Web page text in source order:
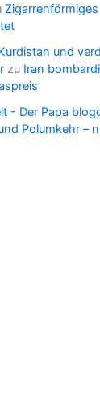
und
zu Iran
- Der Papa
Polumkehr –